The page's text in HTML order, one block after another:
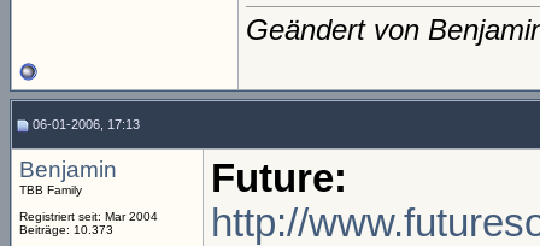
Geändert von
06-01-2006, 17:13
Benjamin
TBB Family
Registriert seit: Mar 2004
Beiträge: 10.373
Future:
http://